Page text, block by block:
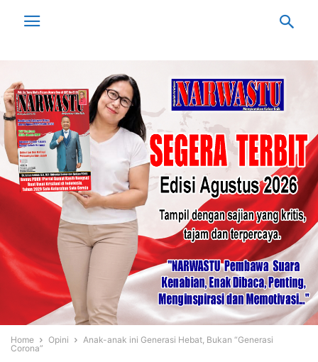
Home Opini
Anak-anak ini Generasi Hebat, Bukan “Generasi
Corona”